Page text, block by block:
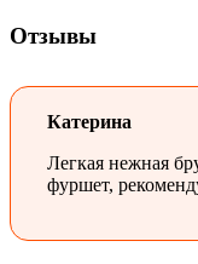
Отзывы
Катерина
Легкая нежная
фуршет,